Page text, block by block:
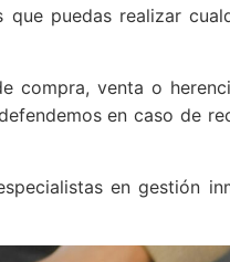
puedas realizar
compra, venta o
en caso de
en gestión